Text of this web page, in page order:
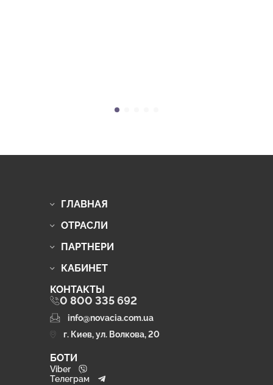
ГЛАВНАЯ
ОТРАСЛИ
ПАРТНЕРИ
КАБИНЕТ
КОНТАКТЫ
0 800 335 692
info@novacia.com.ua
г. Киев, ул. Волкова, 20
БОТИ
Viber
Телеграм